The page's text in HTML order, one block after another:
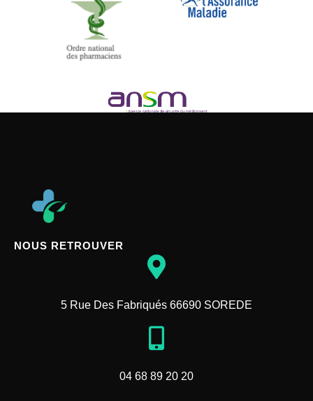
NOUS RETROUVER
5 Rue Des Fabriqués 66690 SOREDE
04 68 89 20 20